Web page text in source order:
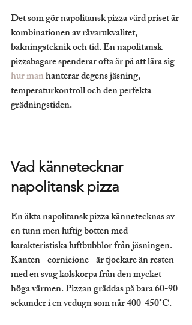
Det som gör napolitansk pizza värd priset är
kombinationen av råvarukvalitet,
bakningsteknik och tid. En napolitansk
pizzabagare spenderar ofta år på att lära sig
hur man hanterar degens jäsning,
temperaturkontroll och den perfekta
grädningstiden.
Vad kännetecknar
napolitansk pizza
En äkta napolitansk pizza kännetecknas av
en tunn men luftig botten med
karakteristiska luftbubblor från jäsningen.
Kanten - cornicione - är tjockare än resten
med en svag kolskorpa från den mycket
höga värmen. Pizzan gräddas på bara 60-90
sekunder i en vedugn som når 400-450°C.